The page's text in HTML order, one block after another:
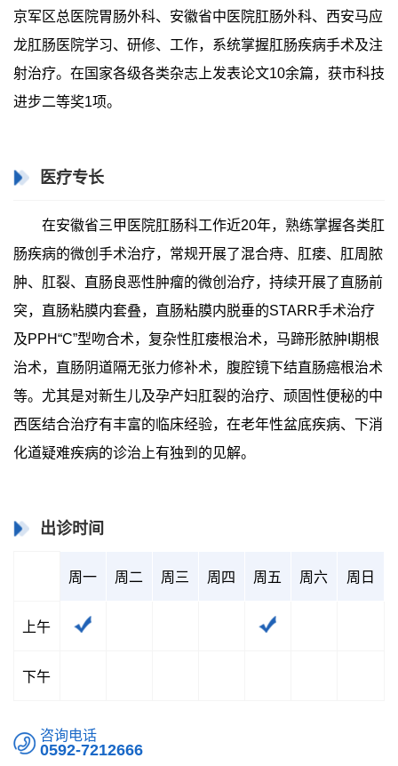
京军区总医院胃肠外科、安徽省中医院肛肠外科、西安马应
龙肛肠医院学习、研修、工作，系统掌握肛肠疾病手术及注
射治疗。在国家各级各类杂志上发表论文10余篇，获市科技
进步二等奖1项。
医疗专长
在安徽省三甲医院肛肠科工作近20年，熟练掌握各类肛
肠疾病的微创手术治疗，常规开展了混合痔、肛瘘、肛周脓
肿、肛裂、直肠良恶性肿瘤的微创治疗，持续开展了直肠前
突，直肠粘膜内套叠，直肠粘膜内脱垂的STARR手术治疗
及PPH“C”型吻合术，复杂性肛瘘根治术，马蹄形脓肿I期根
治术，直肠阴道隔无张力修补术，腹腔镜下结直肠癌根治术
等。尤其是对新生儿及孕产妇肛裂的治疗、顽固性便秘的中
西医结合治疗有丰富的临床经验，在老年性盆底疾病、下消
化道疑难疾病的诊治上有独到的见解。
出诊时间
周一 周二 周三 周四 周五 周六 周日
上午
下午
咨询电话
0592-7212666